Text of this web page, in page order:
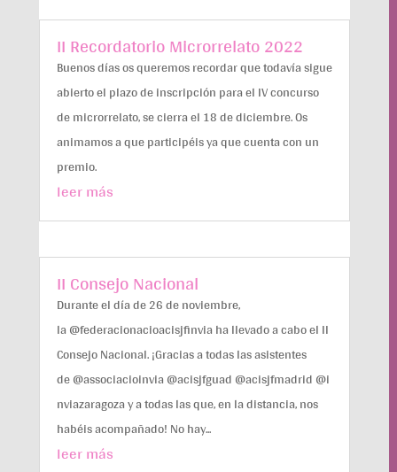
II Recordatorio Microrrelato 2022
Buenos días os queremos recordar que todavía sigue
abierto el plazo de inscripción para el IV concurso
de microrrelato, se cierra el 18 de diciembre. Os
animamos a que participéis ya que cuenta con un
premio.
leer más
II Consejo Nacional
Durante el día de 26 de noviembre,
la @federacionacioacisjfinvia ha llevado a cabo el II
Consejo Nacional. ¡Gracias a todas las asistentes
de @associacioinvia @acisjfguad @acisjfmadrid @i
nviazaragoza y a todas las que, en la distancia, nos
habéis acompañado! No hay...
leer más